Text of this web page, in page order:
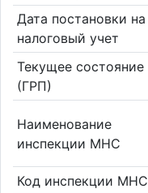
Дата постановки на
налоговый учет
Текущее состояние
(ГРП)
Наименование
инспекции МНС
Код инспекции МНС